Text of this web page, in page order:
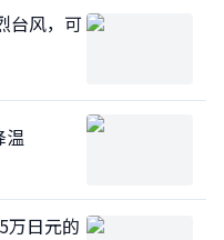
台风，可
温
万日元的